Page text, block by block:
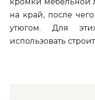
на край, после
утюгом. Для
использовать